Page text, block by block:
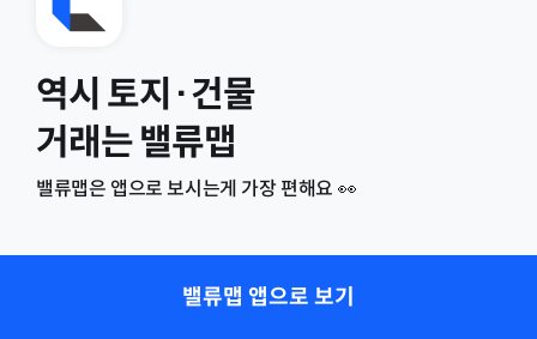
역시 토지·건물
거래는 밸류맵
밸류맵은 앱으로 보시는게 가장 편해요 👀
밸류맵 앱으로 보기